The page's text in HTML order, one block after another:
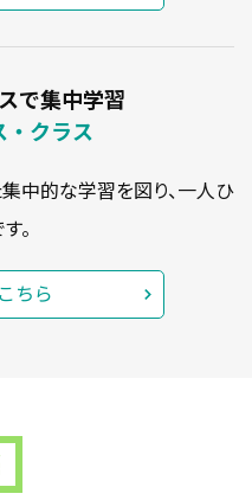
で集中学習
・クラス
中的な学習を図り、一人ひ
。
ちら